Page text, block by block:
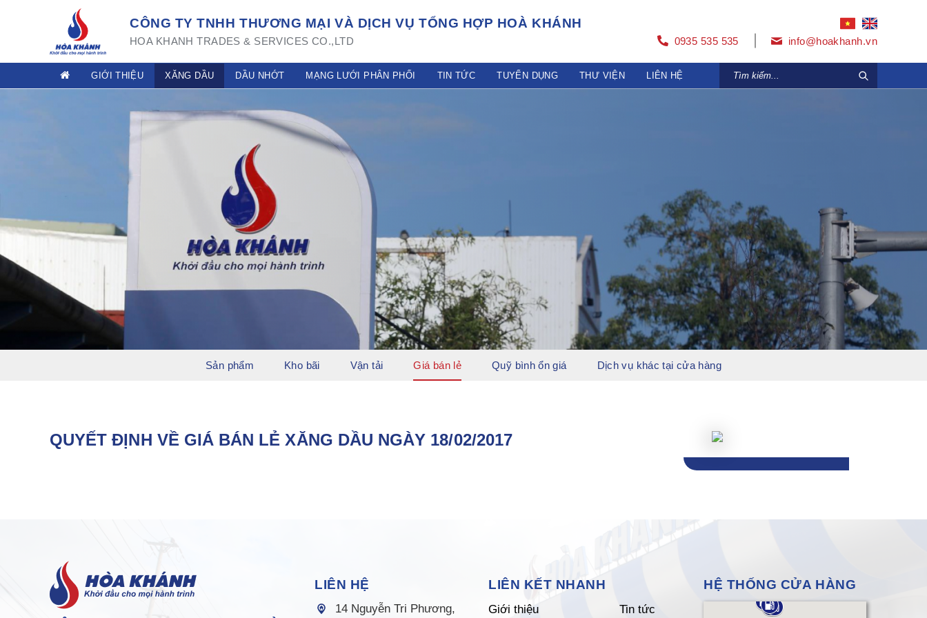
CÔNG TY TNHH THƯƠNG MẠI VÀ DỊCH VỤ TỔNG HỢP HOÀ KHÁNH
HOA KHANH TRADES & SERVICES CO.,LTD 0935 535 535 info@hoakhanh.vn
GIỚI THIỆU XĂNG DẦU DẦU NHỚT MẠNG LƯỚI PHÂN PHỐI TIN TỨC TUYỂN DỤNG THƯ VIỆN LIÊN HỆ
Sản phẩm Kho bãi Vận tải Giá bán lẻ Quỹ bình ổn giá Dịch vụ khác tại cửa hàng
QUYẾT ĐỊNH VỀ GIÁ BÁN LẺ XĂNG DẦU NGÀY 18/02/2017
LIÊN HỆ
14 Nguyễn Tri Phương,
LIÊN KẾT NHANH
Giới thiệu Tin tức
HỆ THỐNG CỬA HÀNG